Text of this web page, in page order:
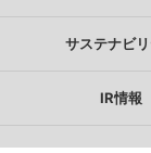
サステナビ
IR情報